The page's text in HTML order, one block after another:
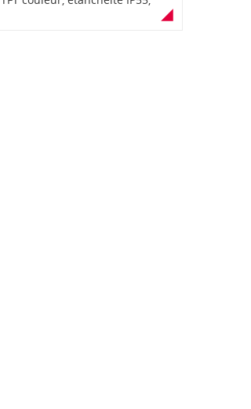
fonction "AquaQuake" (éjection